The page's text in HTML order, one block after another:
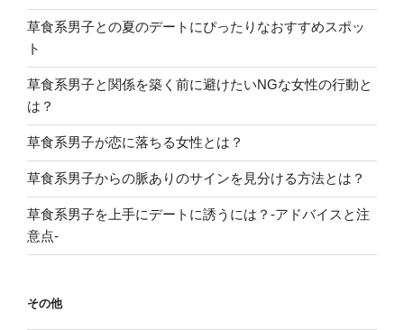
草食系男子との夏のデートにぴったりなおすすめスポッ
ト
草食系男子と関係を築く前に避けたいNGな女性の行動と
は？
草食系男子が恋に落ちる女性とは？
草食系男子からの脈ありのサインを見分ける方法とは？
草食系男子を上手にデートに誘うには？-アドバイスと注
意点-
その他